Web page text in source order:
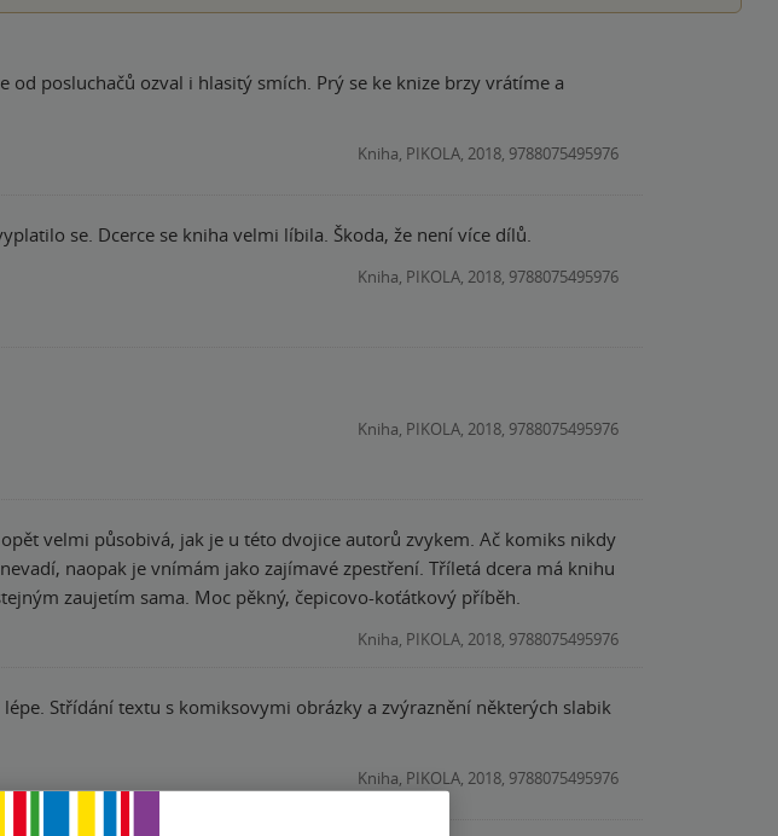
a
Kniha, PIKOLA, 2018, 9788075495976
se. Dcerce se kniha velmi líbila. Škoda, že není více dílů.
Kniha, PIKOLA, 2018, 9788075495976
Kniha, PIKOLA, 2018, 9788075495976
velmi působivá, jak je u této dvojice autorů zvykem. Ač komiks nikdy
naopak je vnímám jako zajímavé zpestření. Tříletá dcera má knihu
zaujetím sama. Moc pěkný, čepicovo-koťátkový příběh.
Kniha, PIKOLA, 2018, 9788075495976
Kniha, PIKOLA, 2018, 9788075495976